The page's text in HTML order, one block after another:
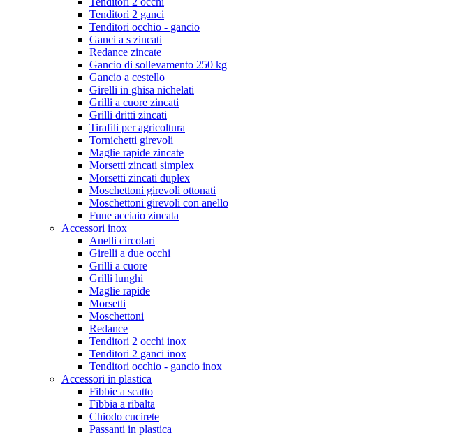
Tenditori 2 ganci
Tenditori occhio - gancio
Ganci a s zincati
Redance zincate
Gancio di sollevamento 250 kg
Gancio a cestello
Girelli in ghisa nichelati
Grilli a cuore zincati
Grilli dritti zincati
Tirafili per agricoltura
Tornichetti girevoli
Maglie rapide zincate
Morsetti zincati simplex
Morsetti zincati duplex
Moschettoni girevoli ottonati
Moschettoni girevoli con anello
Fune acciaio zincata
Accessori inox
Anelli circolari
Girelli a due occhi
Grilli a cuore
Grilli lunghi
Maglie rapide
Morsetti
Moschettoni
Redance
Tenditori 2 occhi inox
Tenditori 2 ganci inox
Tenditori occhio - gancio inox
Accessori in plastica
Fibbie a scatto
Fibbia a ribalta
Chiodo cucirete
Passanti in plastica